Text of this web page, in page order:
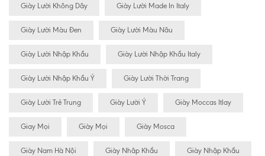
Giày Lười Không Dây Giày Lười Made In Italy
Giày Lười Màu Đen Giày Lười Màu Nâu
Giày Lười Nhập Khẩu Giày Lười Nhập Khẩu Italy
Giày Lười Nhập Khẩu Ý Giày Lười Thời Trang
Giày Lười Trẻ Trung Giày Lười Ý Giày Moccas Itlay
Giay Mọi Giày Mọi Giày Mosca
Giày Nam Hà Nội Giày Nhâp Khẩu Giày Nhập Khẩu